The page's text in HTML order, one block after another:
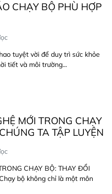
CHẠY BỘ PHÙ HỢP
tuyệt vời để duy trì sức khỏe
tiết và môi trường...
MỚI TRONG CHẠY
TA TẬP LUYỆN
CHẠY BỘ: THAY ĐỔI
bộ không chỉ là một môn